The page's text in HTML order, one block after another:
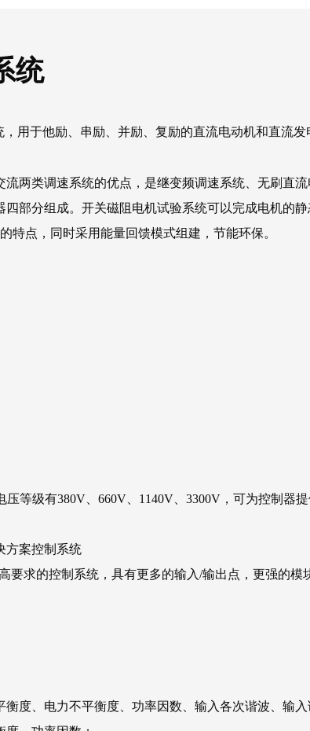
统
用于他励、串励、并励、复励的直流电动机和直流
两类调速系统的优点，是继变频调速系统、无刷直
部分组成。开关磁阻电机试验系统可以完成电机的
特点，同时采用能量回馈模式组建，节能环保。
等级有380V、660V、1140V、3300V，可为控制器
方案控制系统
要求的控制系统，具有更多的输入/输出点，更强的
度、电力不平衡度、功率因数、输入各次谐波、输入